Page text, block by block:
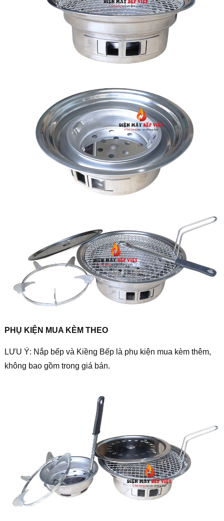
PHỤ KIỆN MUA KÈM THEO
LƯU Ý: Nắp bếp và Kiềng Bếp là phụ kiện mua kèm thêm,
không bao gồm trong giá bán.